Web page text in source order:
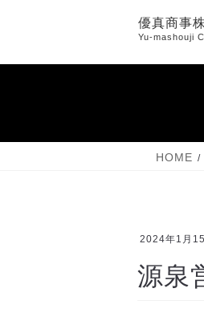
ン
キ
ー
に
優真商事
Yu-mashouji
HOME
2024年1月15
源泉